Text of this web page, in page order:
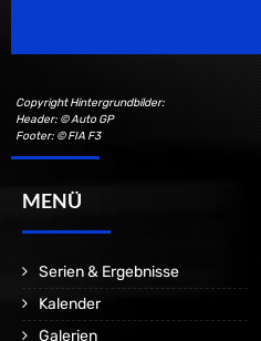
Copyright Hintergrundbilder:
Header: © Auto GP
Footer: © FIA F3
MENÜ
Serien & Ergebnisse
Kalender
Galerien